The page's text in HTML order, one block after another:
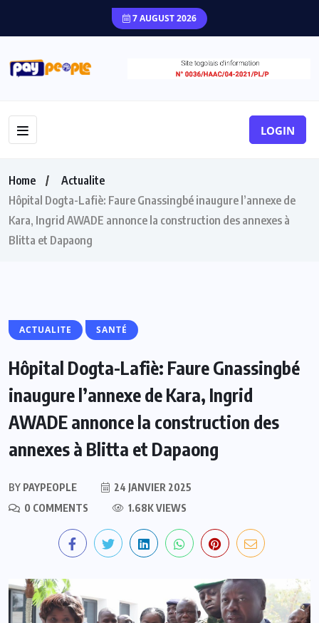
7 AUGUST 2026
LOGIN
Home
Actualite
Hôpital Dogta-Lafiè: Faure Gnassingbé inaugure l’annexe de
Kara, Ingrid AWADE annonce la construction des annexes à
Blitta et Dapaong
ACTUALITE SANTÉ
Hôpital Dogta-Lafiè: Faure Gnassingbé
inaugure l’annexe de Kara, Ingrid
AWADE annonce la construction des
annexes à Blitta et Dapaong
BY PAYPEOPLE
24 JANVIER 2025
0 COMMENTS
1.68K VIEWS